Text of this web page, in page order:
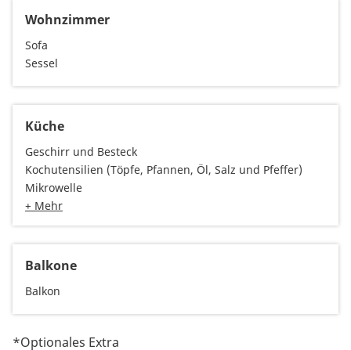
Wohnzimmer
Sofa
Sessel
Küche
Geschirr und Besteck
Kochutensilien (Töpfe, Pfannen, Öl, Salz und Pfeffer)
Mikrowelle
+ Mehr
Balkone
Balkon
*Optionales Extra